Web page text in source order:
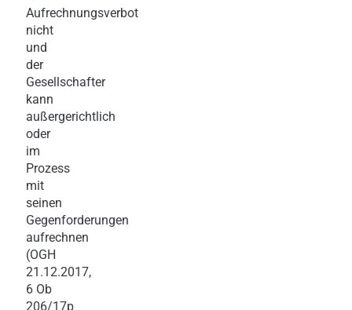
Aufrechnungsverbot
nicht
und
der
Gesellschafter
kann
außergerichtlich
oder
im
Prozess
mit
seinen
Gegenforderungen
aufrechnen
(OGH
21.12.2017,
6 Ob
206/17p